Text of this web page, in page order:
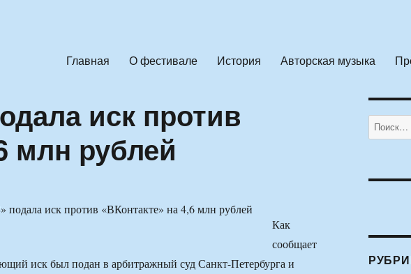
Главная О фестивале История Авторская музыка
иск против
млн рублей
Как
сообщает
иск был подан в арбитражный суд Санкт-Петербурга и
Искать: